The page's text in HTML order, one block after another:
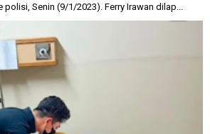
polisi, Senin (9/1/2023). Ferry Irawan dilap...